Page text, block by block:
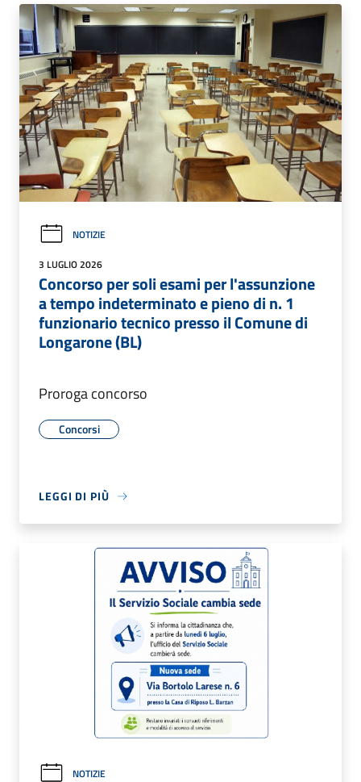
NOTIZIE
3 LUGLIO 2026
Concorso per soli esami per l'assunzione
a tempo indeterminato e pieno di n. 1
funzionario tecnico presso il Comune di
Longarone (BL)
Proroga concorso
Concorsi
LEGGI DI PIÙ
NOTIZIE